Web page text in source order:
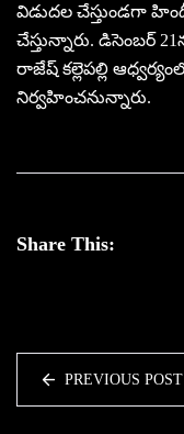
విడుద‌ల చేస్తుండ‌గా
చేస్తున్నారు. డిసెంబ‌ర్
రాజేష్ క‌ల్లెప‌ల్లి
నిర్వ‌హించ‌నున్నారు.
Share This:
PREVIOUS POST